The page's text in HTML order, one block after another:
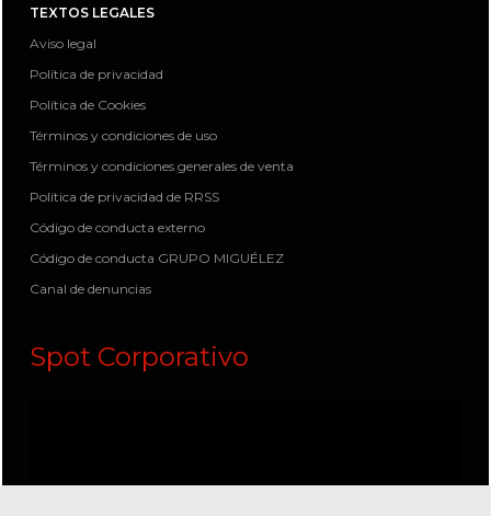
TEXTOS LEGALES
Aviso legal
Política de privacidad
Política de Cookies
Términos y condiciones de uso
Términos y condiciones generales de venta
Política de privacidad de RRSS
Código de conducta externo
Código de conducta GRUPO MIGUÉLEZ
Canal de denuncias
Spot Corporativo